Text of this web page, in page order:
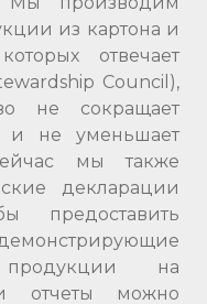
из картона и
отвечает
Council),
не сокращает
и не уменьшает
мы также
декларации
предоставить
на
отчеты можно